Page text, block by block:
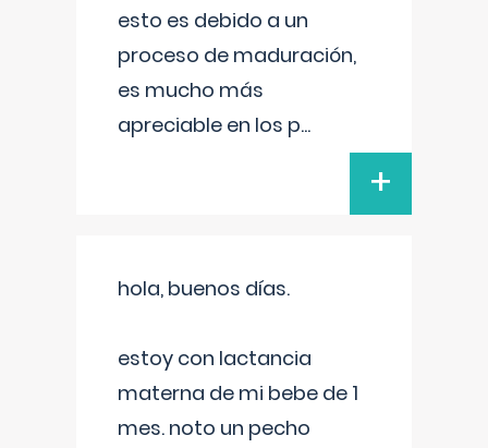
esto es debido a un
proceso de maduración,
es mucho más
apreciable en los p...
+
hola, buenos días.
estoy con lactancia
materna de mi bebe de 1
mes. noto un pecho